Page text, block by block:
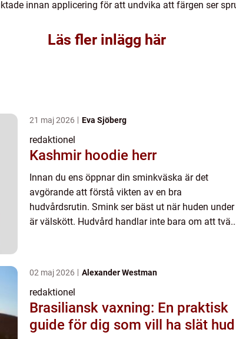
innan applicering för att undvika att färgen ser
Läs fler inlägg här
21 maj 2026 Eva Sjöberg
redaktionel
Kashmir hoodie herr
Innan du ens öppnar din sminkväska är det
avgörande att förstå vikten av en bra
hudvårdsrutin. Smink ser bäst ut när huden under
är välskött. Hudvård handlar inte bara om att
02 maj 2026 Alexander Westman
redaktionel
Brasiliansk vaxning: En praktisk
guide för dig som vill ha slät hud